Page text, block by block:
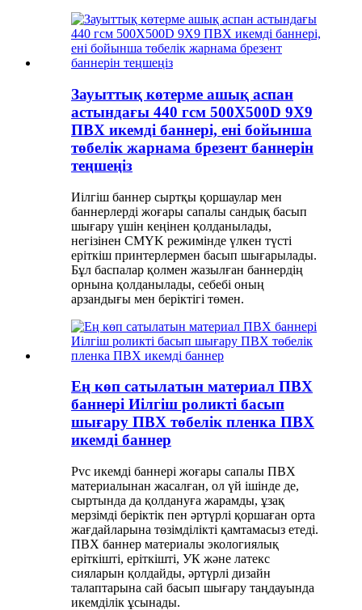
Зауыттық көтерме ашық аспан
астындағы 440 гсм 500X500D 9X9
ПВХ икемді баннері, ені бойынша
төбелік жарнама брезент баннерін
теңшеңіз
Иілгіш баннер сыртқы қоршаулар мен
баннерлерді жоғары сапалы сандық басып
шығару үшін кеңінен қолданылады,
негізінен CMYK режимінде үлкен түсті
еріткіш принтерлермен басып шығарылады.
Бұл баспалар қолмен жазылған баннердің
орнына қолданылады, себебі оның
арзандығы мен беріктігі төмен.
Ең көп сатылатын материал ПВХ
баннері Иілгіш роликті басып
шығару ПВХ төбелік пленка ПВХ
икемді баннер
Pvc икемді баннері жоғары сапалы ПВХ
материалынан жасалған, ол үй ішінде де,
сыртында да қолдануға жарамды, ұзақ
мерзімді беріктік пен әртүрлі қоршаған орта
жағдайларына төзімділікті қамтамасыз етеді.
ПВХ баннер материалы экологиялық
еріткішті, еріткішті, УК және латекс
сияларын қолдайды, әртүрлі дизайн
талаптарына сай басып шығару таңдауында
икемділік ұсынады.